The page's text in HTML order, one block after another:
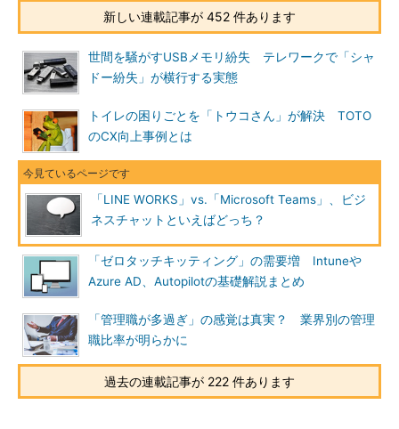
新しい連載記事が 452 件あります
世間を騒がすUSBメモリ紛失 テレワークで「シャ
ドー紛失」が横行する実態
トイレの困りごとを「トウコさん」が解決 TOTO
のCX向上事例とは
「LINE WORKS」vs.「Microsoft Teams」、ビジ
ネスチャットといえばどっち？
「ゼロタッチキッティング」の需要増 Intuneや
Azure AD、Autopilotの基礎解説まとめ
「管理職が多過ぎ」の感覚は真実？ 業界別の管理
職比率が明らかに
過去の連載記事が 222 件あります